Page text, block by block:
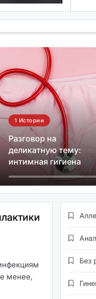
1 Истории
Разговор на
деликатную тему:
интимная гигиена
менее,
Без